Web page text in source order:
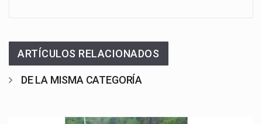
ARTÍCULOS RELACIONADOS
DE LA MISMA CATEGORÍA